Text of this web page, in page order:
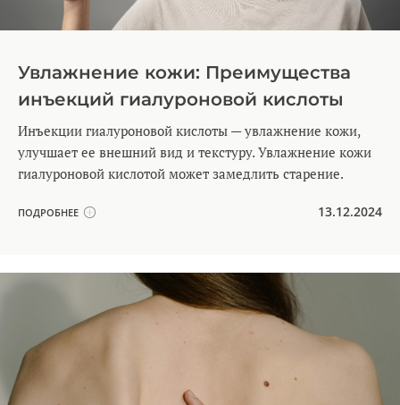
Увлажнение кожи: Преимущества
инъекций гиалуроновой кислоты
Инъекции гиалуроновой кислоты — увлажнение кожи,
улучшает ее внешний вид и текстуру. Увлажнение кожи
гиалуроновой кислотой может замедлить старение.
ПОДРОБНЕЕ 13.12.2024